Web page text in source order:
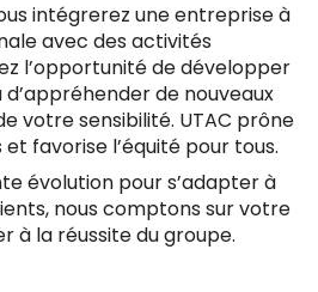
intégrerez une entreprise à
avec des activités
l’opportunité de développer
de nouveaux
votre sensibilité. UTAC prône
favorise l’équité pour tous.
évolution pour s’adapter à
nous comptons sur votre
à la réussite du groupe.